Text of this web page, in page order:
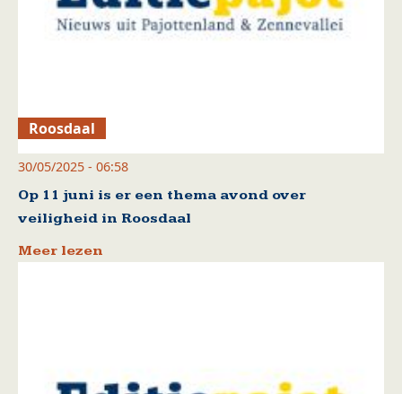
Roosdaal
30/05/2025 - 06:58
Op 11 juni is er een thema avond over
veiligheid in Roosdaal
Meer lezen